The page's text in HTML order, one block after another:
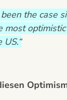
the case
most